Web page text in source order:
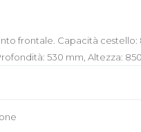
frontale. Capacità
530 mm, Altezza: